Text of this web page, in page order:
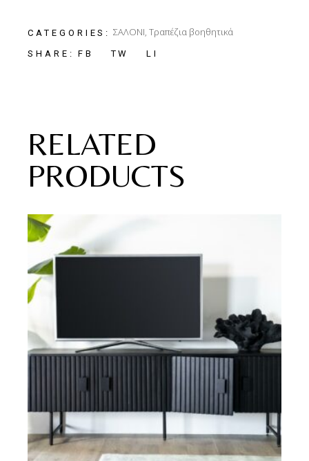
CATEGORIES: ΣΑΛΟΝΙ,Τραπέζια βοηθητικά
SHARE: FB TW LI
RELATED
PRODUCTS